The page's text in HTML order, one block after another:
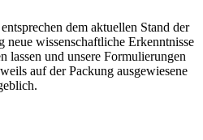
dem aktuellen Stand der
wissenschaftliche Erkenntnisse
lassen und unsere Formulierungen
auf der Packung ausgewiesene